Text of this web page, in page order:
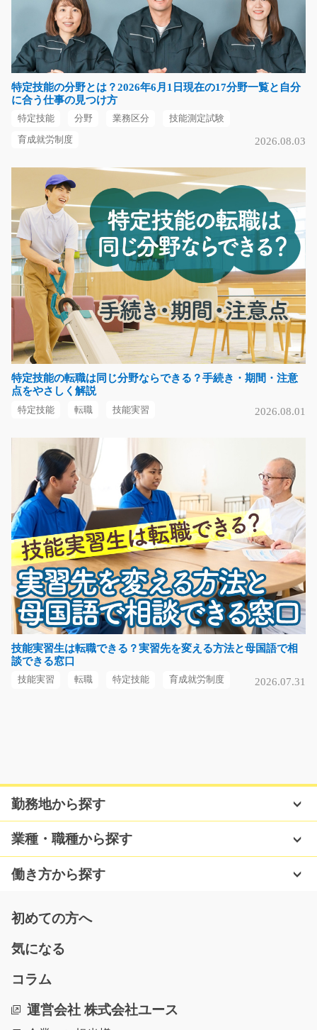
★時給1200円★ユーザーさん向けにお電話で商品のご案
内をしてもらうお仕事…
長期（3ヶ月以上）
時給1200円～
福岡県糟屋郡須惠町
検査事務スタッフ/g01_02233
＼9割座り仕事で体への負担少なめ☆残業はほぼなし／
工作機械に使用される…
長期（3ヶ月以上）
時給1,400円
岐阜県羽島郡岐南町
気になる
小型アルミ部品の測定検査作業/g06_00514
測定機（ノギス・マイクロメーター）を使った小型アル
ミ部品の測定や検査…
長期（3ヶ月以上）
時給1500～1875円
京都府京都市南区
気になる
印刷オペレーター/t03_01011
急募
☆担当者激推しの案件☆ 業界初めての方でも活躍できる
場所です♪ 機械に…
長期（3ヶ月以上）
データ入力・機器設定スタッフ/y04_00630
パソコンやタブレットの設定やデータ入力を行う軽作業
のお仕事です。 ＊…
長期（3ヶ月以上）
栃木県宇都宮市
スクラップの選別や仕分け作業/y02_01254
特定技能の分野とは？2026年6月1日現在の17分野一覧と自分
に合う仕事の見つけ方
特定技能 分野 業務区分 技能測定試験
育成就労制度 2026.08.03
特定技能の転職は同じ分野ならできる？手続き・期間・注意
点をやさしく解説
特定技能 転職 技能実習 2026.08.01
技能実習生は転職できる？実習先を変える方法と母国語で相
談できる窓口
技能実習 転職 特定技能 育成就労制度 2026.07.31
勤務地から探す
業種・職種から探す
働き方から探す
初めての方へ
気になる
コラム
運営会社 株式会社ユース